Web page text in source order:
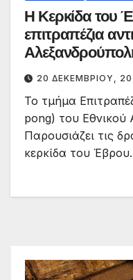
Η Κερκίδα του
επιτραπέζια
20 ΔΕΚΕΜΒΡΊΟΥ,
Το τμήμα
pong) του Εθνικού
Παρουσιάζει τις
κερκίδα του